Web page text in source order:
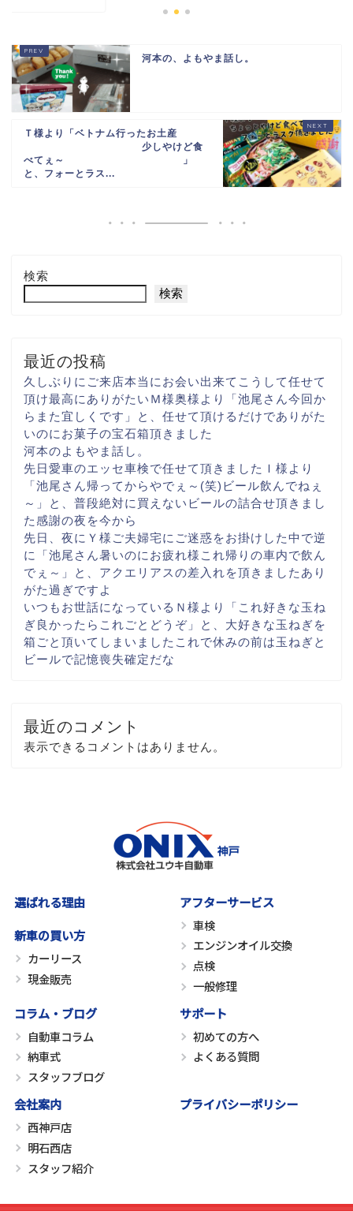
河本の、よもやま話し。
Ｔ様より「ベトナム行ったお土産
少しやけど食
べてぇ～
」
と、フォーとラス...
検索
検索
最近の投稿
久しぶりにご来店本当にお会い出来て こうして任せて
頂け最高にありがたい Ｍ様奥様より「池尾さん今回か
らまた宜しくです 」と、任せて頂けるだけでありがた
いのに お菓子の宝石箱頂きました
河本のよもやま話し。
先日愛車のエッセ車検で任せて頂きました Ｉ様より
「池尾さん帰ってからやでぇ～(笑) ビール飲んでねぇ
～ 」と、普段絶対に買えない ビールの詰合せ頂きまし
た感謝の夜を今から
先日、夜にＹ様ご夫婦宅に ご迷惑をお掛けした中で逆
に「池尾さん暑いのにお疲れ様 これ帰りの車内で飲ん
でぇ～ 」と、アクエリアスの差入れを頂きました あり
がた過ぎですよ
いつもお世話になっている Ｎ様より「これ好きな玉ね
ぎ良かったらこれごとどうぞ 」と、大好きな玉ねぎを
箱ごと 頂いてしまいました これで休みの前は玉ねぎと
ビールで記憶喪失確定だな
最近のコメント
表示できるコメントはありません。
選ばれる理由
新車の買い方
カーリース
現金販売
アフターサービス
車検
エンジンオイル交換
点検
一般修理
コラム・ブログ
自動車コラム
納車式
スタッフブログ
サポート
初めての方へ
よくある質問
会社案内
西神戸店
明石西店
スタッフ紹介
プライバシーポリシー